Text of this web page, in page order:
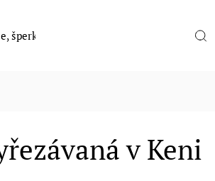
šperky Hudební nástroje
v Keni